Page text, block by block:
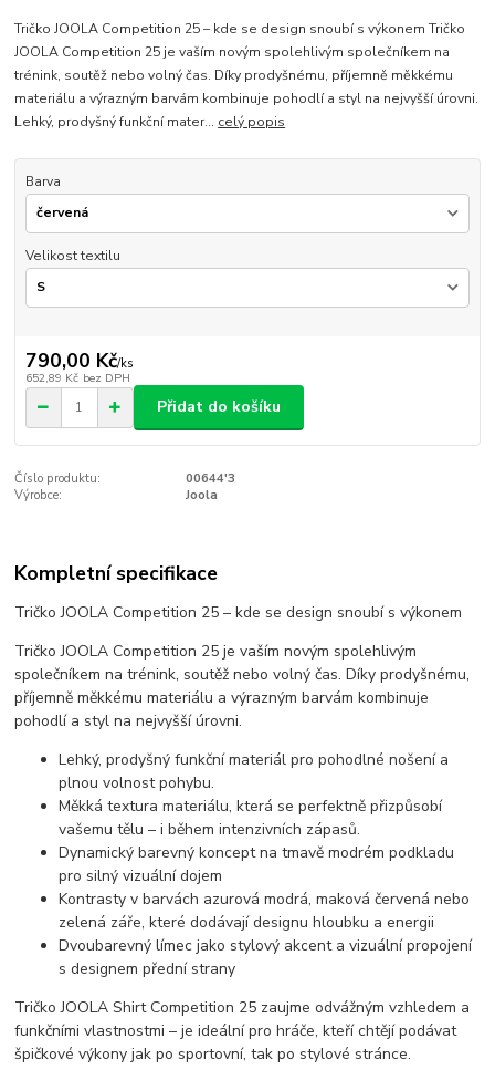
Tričko JOOLA Competition 25 – kde se design snoubí s výkonem Tričko
JOOLA Competition 25 je vaším novým spolehlivým společníkem na
trénink, soutěž nebo volný čas. Díky prodyšnému, příjemně měkkému
materiálu a výrazným barvám kombinuje pohodlí a styl na nejvyšší úrovni.
Lehký, prodyšný funkční mater... celý popis
Barva
Velikost textilu
790,00 Kč/ks
652,89 Kč bez DPH
Přidat do košíku
Číslo produktu:
00644'3
Výrobce:
Joola
Kompletní specifikace
Tričko JOOLA Competition 25 – kde se design snoubí s výkonem
Tričko JOOLA Competition 25 je vaším novým spolehlivým
společníkem na trénink, soutěž nebo volný čas. Díky prodyšnému,
příjemně měkkému materiálu a výrazným barvám kombinuje
pohodlí a styl na nejvyšší úrovni.
Lehký, prodyšný funkční materiál pro pohodlné nošení a
plnou volnost pohybu.
Měkká textura materiálu, která se perfektně přizpůsobí
vašemu tělu – i během intenzivních zápasů.
Dynamický barevný koncept na tmavě modrém podkladu
pro silný vizuální dojem
Kontrasty v barvách azurová modrá, maková červená nebo
zelená záře, které dodávají designu hloubku a energii
Dvoubarevný límec jako stylový akcent a vizuální propojení
s designem přední strany
Tričko JOOLA Shirt Competition 25 zaujme odvážným vzhledem a
funkčními vlastnostmi – je ideální pro hráče, kteří chtějí podávat
špičkové výkony jak po sportovní, tak po stylové stránce.